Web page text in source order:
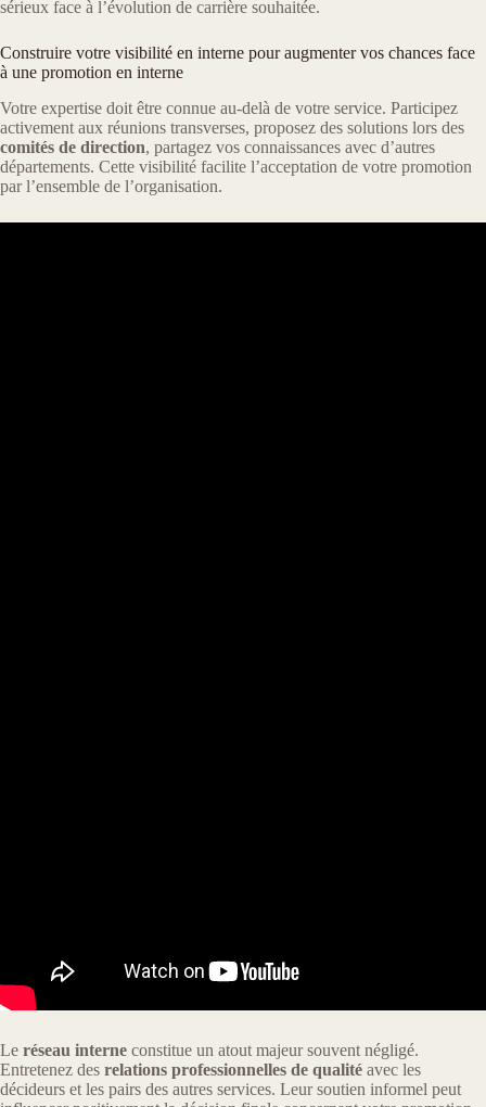
sérieux face à l’évolution de carrière souhaitée.
Construire votre visibilité en interne pour augmenter vos chances face
à une promotion en interne
Votre expertise doit être connue au-delà de votre service. Participez
activement aux réunions transverses, proposez des solutions lors des
comités de direction, partagez vos connaissances avec d’autres
départements. Cette visibilité facilite l’acceptation de votre promotion
par l’ensemble de l’organisation.
Le réseau interne constitue un atout majeur souvent négligé.
Entretenez des relations professionnelles de qualité avec les
décideurs et les pairs des autres services. Leur soutien informel peut